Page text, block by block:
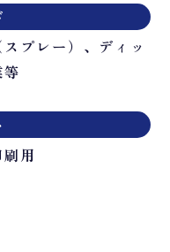
プレー）、ディッ
用